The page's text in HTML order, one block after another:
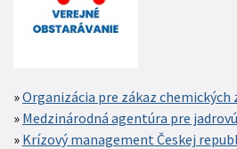
Organizácia pre zákaz chemických
Medzinárodná agentúra pre
Krízový management Českej